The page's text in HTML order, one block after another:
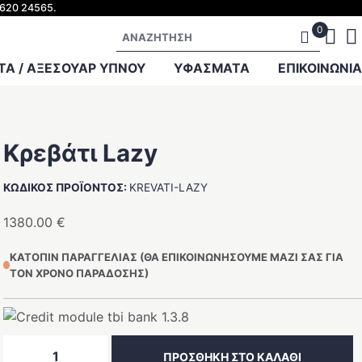
24565.
Αναζήτηση
/ ΑΞΕΣΟΥΑΡ ΥΠΝΟΥ ΥΦΑΣΜΑΤΑ ΕΠΙΚΟΙΝΩΝΙΑ
Κρεβάτι Lazy
ΚΩΔΙΚΟΣ ΠΡΟΪΟΝΤΟΣ: KREVATI-LAZY
1380.00€
ΚΑΤΟΠΙΝ ΠΑΡΑΓΓΕΛΙΑΣ (ΘΑ ΕΠΙΚΟΙΝΩΝΗΣΟΥΜΕ ΜΑΖΙ ΣΑΣ ΓΙΑ
ΤΟΝ ΧΡΟΝΟ ΠΑΡΑΔΟΣΗΣ)
ΠΡΟΣΘΗΚΗ ΣΤΟ ΚΑΛΑΘΙ